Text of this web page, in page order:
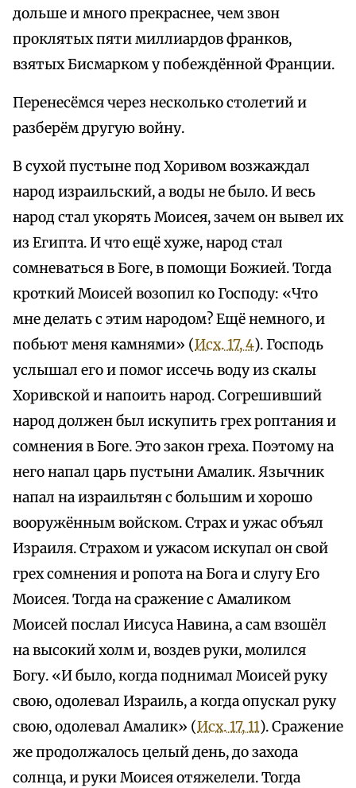
дольше и много прекраснее, чем звон
проклятых пяти миллиардов франков,
взятых Бисмарком у побеждённой Франции.
Перенесёмся через несколько столетий и
разберём другую войну.
В сухой пустыне под Хоривом возжаждал
народ израильский, а воды не было. И весь
народ стал укорять Моисея, зачем он вывел их
из Египта. И что ещё хуже, народ стал
сомневаться в Боге, в помощи Божией. Тогда
кроткий Моисей возопил ко Господу: «Что
мне делать с этим народом? Ещё немного, и
побьют меня камнями» (Исх. 17, 4). Господь
услышал его и помог иссечь воду из скалы
Хоривской и напоить народ. Согрешивший
народ должен был искупить грех роптания и
сомнения в Боге. Это закон греха. Поэтому на
него напал царь пустыни Амалик. Язычник
напал на израильтян с большим и хорошо
вооружённым войском. Страх и ужас объял
Израиля. Страхом и ужасом искупал он свой
грех сомнения и ропота на Бога и слугу Его
Моисея. Тогда на сражение с Амаликом
Моисей послал Иисуса Навина, а сам взошёл
на высокий холм и, воздев руки, молился
Богу. «И было, когда поднимал Моисей руку
свою, одолевал Израиль, а когда опускал руку
свою, одолевал Амалик» (Исх. 17, 11). Сражение
же продолжалось целый день, до захода
солнца, и руки Моисея отяжелели. Тогда